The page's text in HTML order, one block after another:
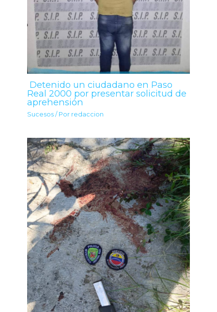
Detenido un ciudadano en Paso
Real 2000 por presentar solicitud de
aprehensión
Sucesos / Por redaccion